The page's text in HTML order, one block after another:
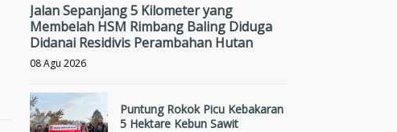
Jalan Sepanjang 5 Kilometer yang
Membelah HSM Rimbang Baling Diduga
Didanai Residivis Perambahan Hutan
08 Agu 2026
Puntung Rokok Picu Kebakaran
5 Hektare Kebun Sawit